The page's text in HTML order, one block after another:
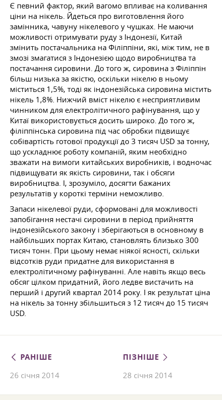
Є певний фактор, який вагомо впливає на коливання
ціни на нікель. Йдеться про виготовлення його
замінника, чавуну нікелевого у чушках. Не маючи
можливості отримувати руду з Індонезії, Китай
змінить постачальника на Філіппіни, які, між тим, не в
змозі змагатися з Індонезією щодо виробництва та
постачання сировини. До того ж, сировина з Філіппін
більш низька за якістю, оскільки нікелю в ньому
міститься 1,5%, тоді як індонезійська сировина містить
нікель 1,8%. Нижчий вміст нікелю є несприятливим
чинником для електролітичного рафінування, що у
Китаї використовується досить широко. До того ж,
філіппінська сировина під час обробки підвищує
собівартість готової продукції до 3 тисяч USD за тонну,
що ускладнює роботу компаній, яким необхідно
зважати на вимоги китайських виробників, і водночас
підвищувати як якість сировини, так і обсяги
виробництва. І, зрозуміло, досягти бажаних
результатів у короткі терміни неможливо.
Запаси нікелевої руди, сформовані для можливості
запобігання нестачі сировини в період прийняття
індонезійського закону і зберігаються в основному в
найбільших портах Китаю, становлять близько 300
тисяч тонн. При цьому немає ніякої ясності, скільки
відсотків руди придатне для використання в
електролітичному рафінуванні. Але навіть якщо весь
обсяг цілком придатний, його ледве вистачить на
перший і другий квартал 2014 року. І як результат ціна
на нікель за тонну збільшиться з 12 тисяч до 15 тисяч
USD.
РАНІШЕ
26 січня 2014
ПІЗНІШЕ
28 січня 2014